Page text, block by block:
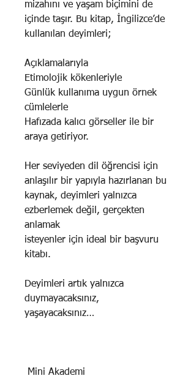
mizahını ve yaşam biçimini de
içinde taşır. Bu kitap, İngilizce’de
kullanılan deyimleri;
Açıklamalarıyla
Etimolojik kökenleriyle
Günlük kullanıma uygun örnek
cümlelerle
Hafızada kalıcı görseller ile bir
araya getiriyor.
Her seviyeden dil öğrencisi için
anlaşılır bir yapıyla hazırlanan bu
kaynak, deyimleri yalnızca
ezberlemek değil, gerçekten
anlamak
isteyenler için ideal bir başvuru
kitabı.
Deyimleri artık yalnızca
duymayacaksınız,
yaşayacaksınız…
Mini Akademi